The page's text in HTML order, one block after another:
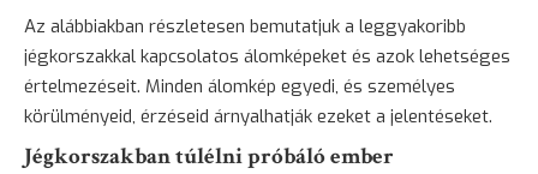
Az alábbiakban részletesen bemutatjuk a leggyakoribb
jégkorszakkal kapcsolatos álomképeket és azok lehetséges
értelmezéseit. Minden álomkép egyedi, és személyes
körülményeid, érzéseid árnyalhatják ezeket a jelentéseket.
Jégkorszakban túlélni próbáló ember